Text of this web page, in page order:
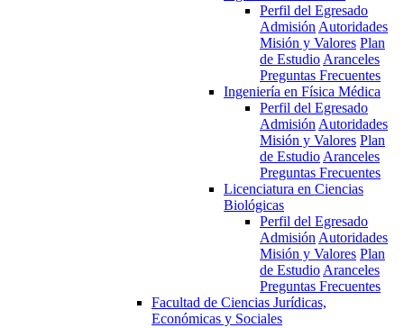
Perfil del Egresado
AdmisiónAutoridades
Misión y Valores Plan
de EstudioAranceles
Preguntas Frecuentes
Ingeniería en Física Médica
Perfil del Egresado
AdmisiónAutoridades
Misión y Valores Plan
de EstudioAranceles
Preguntas Frecuentes
Licenciatura en Ciencias
Biológicas
Perfil del Egresado
AdmisiónAutoridades
Misión y Valores Plan
de EstudioAranceles
Preguntas Frecuentes
Facultad de Ciencias Jurídicas,
Económicas y Sociales